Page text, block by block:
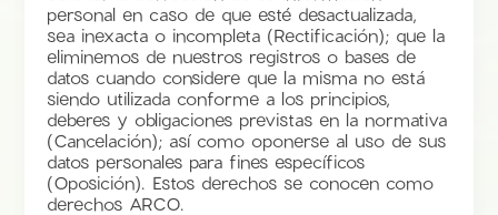
personal en caso de que esté desactualizada,
sea inexacta o incompleta (Rectificación); que la
eliminemos de nuestros registros o bases de
datos cuando considere que la misma no está
siendo utilizada conforme a los principios,
deberes y obligaciones previstas en la normativa
(Cancelación); así como oponerse al uso de sus
datos personales para fines específicos
(Oposición). Estos derechos se conocen como
derechos ARCO.